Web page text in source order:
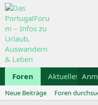
Foren Aktuelles
Neue Beiträge Foren